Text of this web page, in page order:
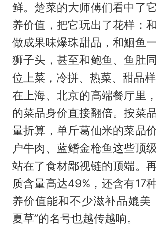
鲜。楚菜的大师傅们看中了
养价值，把它玩出了花样：
做成果味爆珠甜品，和鮰鱼
狮子头，甚至和鲍鱼、鱼肚
位上菜，冷拼、热菜、甜品样
在上海、北京的高端餐厅里
的菜品身价直接翻倍。按菜
量折算，单斤葛仙米的菜品
户牛肉、蓝鳍金枪鱼这些顶
站在了食材鄙视链的顶端。
质含量高达49%，还含有17
养价值能和不少滋补品媲美
夏草”的名号也越传越响。